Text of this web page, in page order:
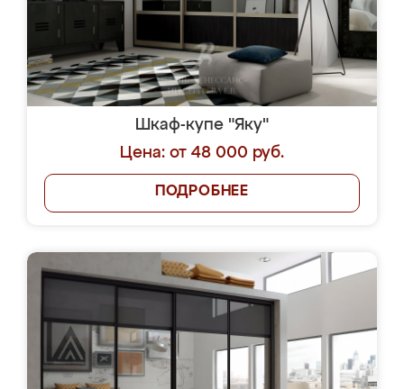
Шкаф-купе "Яку"
Цена: от 48 000 руб.
ПОДРОБНЕЕ